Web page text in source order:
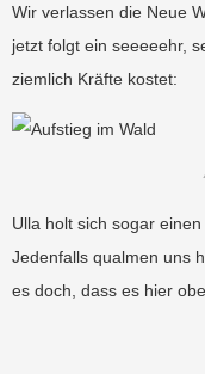
Wir verlassen die Neue
jetzt folgt ein seeeeehr,
ziemlich Kräfte kostet:
Ulla holt sich sogar
Jedenfalls qualmen uns
es doch, dass es hier